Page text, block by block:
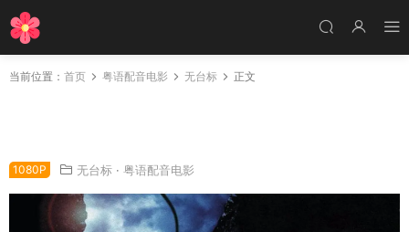
当前位置： 首页 粤语配音电影 无台标 正文
1080P 无台标 · 粤语配音电影